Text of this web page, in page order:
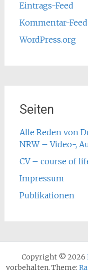
Eintrags-Feed
Kommentar-Feed
WordPress.org
Seiten
Alle Reden von
NRW – Video-,
CV – course of
Impressum
Publikationen
Copyright © 2026
vorbehalten. Theme: